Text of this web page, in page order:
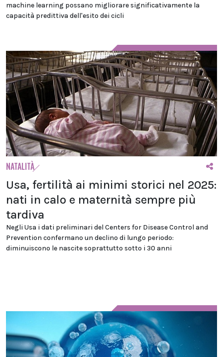
machine learning possano migliorare significativamente la
capacità predittiva dell'esito dei cicli
NATALITÀ
Usa, fertilità ai minimi storici nel 2025:
nati in calo e maternità sempre più
tardiva
Negli Usa i dati preliminari del Centers for Disease Control and
Prevention confermano un declino di lungo periodo:
diminuiscono le nascite soprattutto sotto i 30 anni